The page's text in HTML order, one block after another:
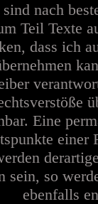
nach
Teil Texte
dass ich
Eine
sein, so
ebenfalls